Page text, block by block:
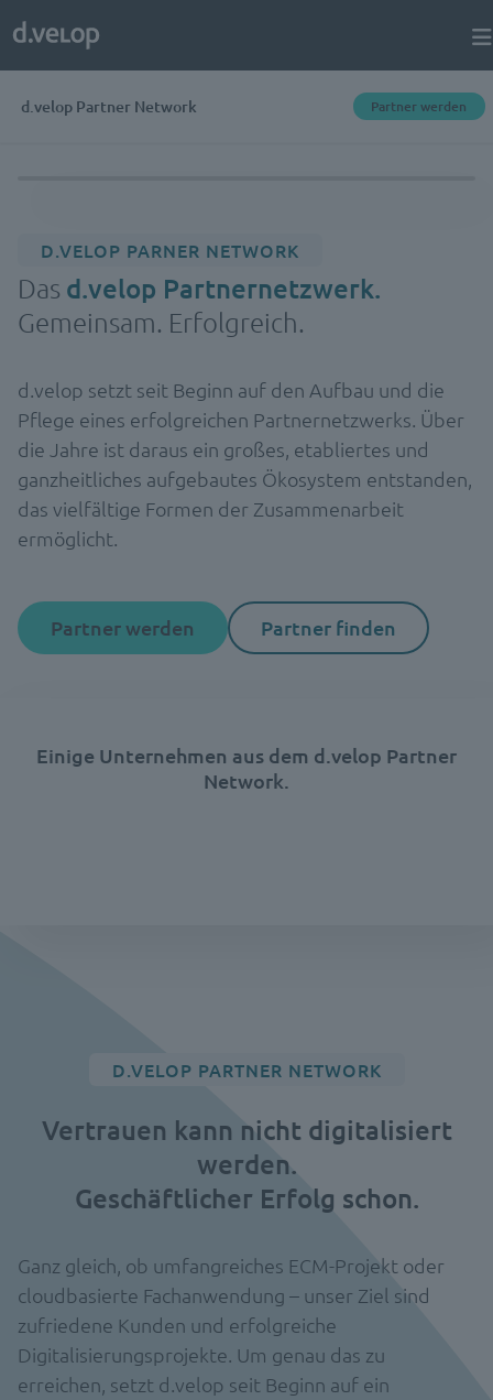
d.velop Partner Network Partner werden
D.VELOP PARNER NETWORK
Das d.velop Partnernetzwerk.
Gemeinsam. Erfolgreich.
d.velop setzt seit Beginn auf den Aufbau und die
Pflege eines erfolgreichen Partnernetzwerks. Über
die Jahre ist daraus ein großes, etabliertes und
ganzheitliches aufgebautes Ökosystem entstanden,
das vielfältige Formen der Zusammenarbeit
ermöglicht.
Partner werden Partner finden
Einige Unternehmen aus dem d.velop Partner
Network.
D.VELOP PARTNER NETWORK
Vertrauen kann nicht digitalisiert
werden.
Geschäftlicher Erfolg schon.
Ganz gleich, ob umfangreiches ECM-Projekt oder
cloudbasierte Fachanwendung – unser Ziel sind
zufriedene Kunden und erfolgreiche
Digitalisierungsprojekte. Um genau das zu
erreichen, setzt d.velop seit Beginn auf ein